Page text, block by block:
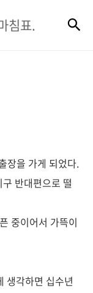
침표.
장을 가게 되었다.
반대편으로 떨
중이어서 가뜩이
생각하면 십수년